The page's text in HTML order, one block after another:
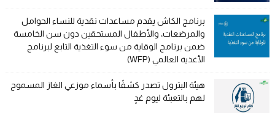
برنامج الكاش يقدم مساعدات نقدية للنساء الحوامل
والمرضعات، والأطفال المستحقين دون سن الخامسة
ضمن برنامج الوقاية من سوء التغذية التابع لبرنامج
الأغذية العالمي (WFP)
هيئة البترول تصدر كشفًا بأسماء موزعي الغاز المسموح
لهم بالتعبئة ليوم غدٍ